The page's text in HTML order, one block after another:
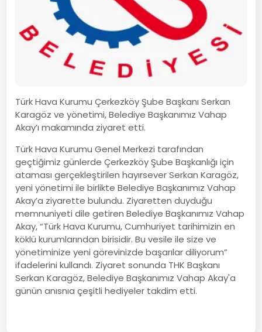
Türk Hava Kurumu Çerkezköy Şube Başkanı Serkan
Karagöz ve yönetimi, Belediye Başkanımız Vahap
Akay’ı makamında ziyaret etti.
Türk Hava Kurumu Genel Merkezi tarafından
geçtiğimiz günlerde Çerkezköy Şube Başkanlığı için
ataması gerçekleştirilen hayırsever Serkan Karagöz,
yeni yönetimi ile birlikte Belediye Başkanımız Vahap
Akay’a ziyarette bulundu. Ziyaretten duyduğu
memnuniyeti dile getiren Belediye Başkanımız Vahap
Akay, “Türk Hava Kurumu, Cumhuriyet tarihimizin en
köklü kurumlarından birisidir. Bu vesile ile size ve
yönetiminize yeni görevinizde başarılar diliyorum”
ifadelerini kullandı. Ziyaret sonunda THK Başkanı
Serkan Karagöz, Belediye Başkanımız Vahap Akay'a
günün anısnıa çeşitli hediyeler takdim etti.